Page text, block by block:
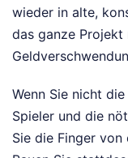
wieder in alte,
das ganze
Wenn Sie nicht
Spieler und die
Sie die Finger